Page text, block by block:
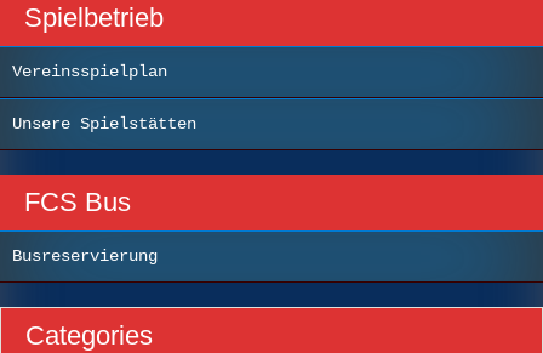
Spielbetrieb
Vereinsspielplan
Unsere Spielstätten
FCS Bus
Busreservierung
Categories